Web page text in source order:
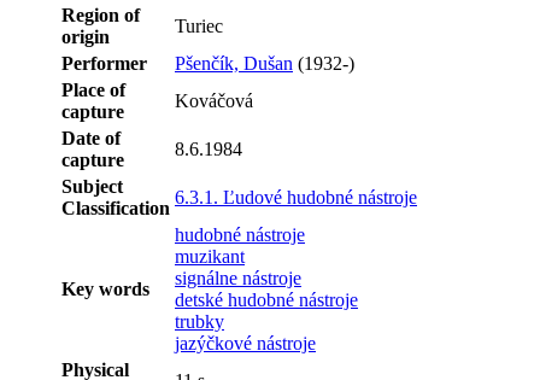
Region of
origin
Turiec
Performer
Pšenčík, Dušan (1932-)
Place of
capture
Kováčová
Date of
capture
8.6.1984
Subject
Classification
6.3.1. Ľudové hudobné nástroje
Key words
hudobné nástroje
muzikant
signálne nástroje
detské hudobné nástroje
trubky
jazýčkové nástroje
Physical